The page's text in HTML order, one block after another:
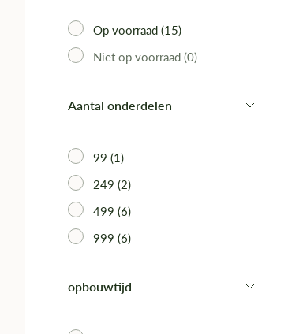
Op voorraad (15)‎
Niet op voorraad (0)‎
Aantal onderdelen
99 (1)‎
249 (2)‎
499 (6)‎
999 (6)‎
opbouwtijd